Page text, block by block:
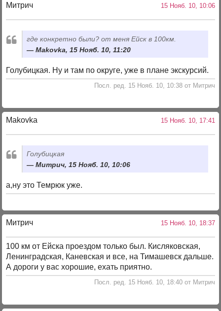
Митрич 15 Нояб. 10, 10:06
где конкретно были? от меня Ейск в 100км.
Makovka, 15 Нояб. 10, 11:20
Голубицкая. Ну и там по округе, уже в плане экскурсий.
Посл. ред. 15 Нояб. 10, 10:38 от Митрич
Makovka 15 Нояб. 10, 17:41
Голубицкая
Митрич, 15 Нояб. 10, 10:06
а,ну это Темрюк уже.
Митрич 15 Нояб. 10, 18:37
100 км от Ейска проездом только был. Кисляковская,
Ленинградская, Каневская и все, на Тимашевск дальше.
А дороги у вас хорошие, ехать приятно.
Посл. ред. 15 Нояб. 10, 18:40 от Митрич